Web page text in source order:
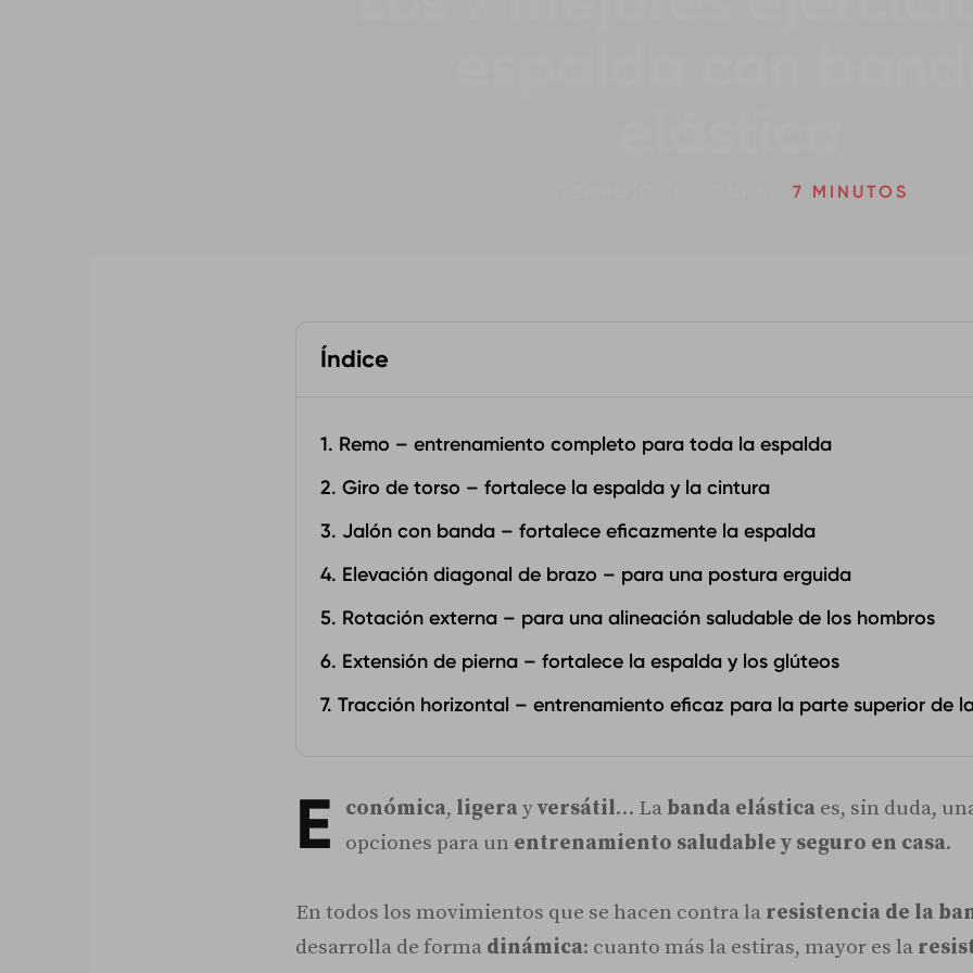
7 MINUTOS
Índice
1. Remo – entrenamiento completo para toda la espalda
2. Giro de torso – fortalece la espalda y la cintura
3. Jalón con banda – fortalece eficazmente la espalda
4. Elevación diagonal de brazo – para una postura erguida
5. Rotación externa – para una alineación saludable de los hombros
6. Extensión de pierna – fortalece la espalda y los glúteos
7. Tracción horizontal – entrenamiento eficaz para la parte superior de
E conómica, ligera yversátil… La banda elástica es, sin duda,
opciones para un entrenamiento saludable y seguro en casa.
En todos los movimientos que se hacen contra la resistencia de la
desarrolla de forma dinámica: cuanto más la estiras, mayor es la